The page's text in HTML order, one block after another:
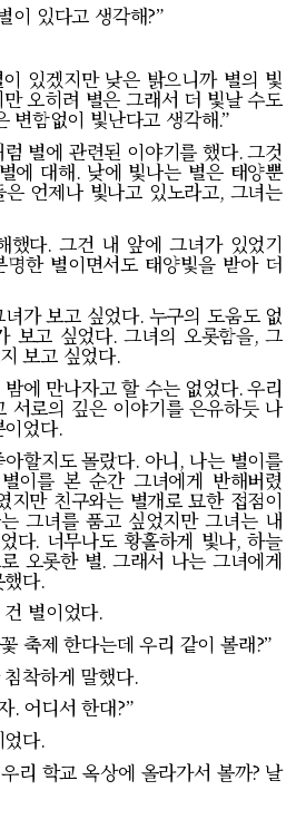
이 있다고 생각해?”
있겠지만 낮은 밝으니까 별의 빛
오히려 별은 그래서 더 빛날 수도
변함없이 빛난다고 생각해.”
별에 관련된 이야기를 했다.그것
에 대해. 낮에 빛나는 별은 태양뿐
언제나 빛나고 있노라고, 그녀는
했다. 그건 내 앞에 그녀가 있었기
명한 별이면서도 태양빛을 받아 더
가 보고 싶었다. 누구의 도움도 없
보고 싶었다.그녀의 오롯함을,그
보고 싶었다.
에 만나자고 할 수는 없었다.우리
서로의 깊은 이야기를 은유하듯 나
었다.
할지도 몰랐다. 아니, 나는 별이를
이를 본 순간 그녀에게 반해버렸
지만 친구와는 별개로 묘한 접점이
그녀를 품고 싶었지만 그녀는 내
다. 너무나도 황홀하게 빛나,하늘
오롯한 별. 그래서 나는 그녀에게
다.
별이었다.
축제 한다는데 우리 같이 볼래?”
착하게 말했다.
. 어디서 한대?”
다.
우리 학교 옥상에 올라가서 볼까? 날